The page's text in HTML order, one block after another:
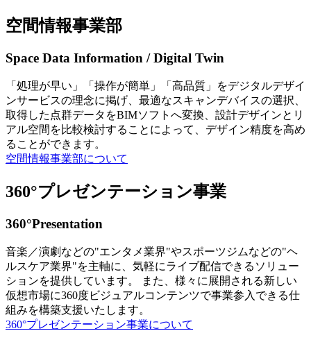
空間情報事業部
Space Data Information / Digital Twin
「処理が早い」「操作が簡単」「高品質」をデジタルデザイ
ンサービスの理念に掲げ、最適なスキャンデバイスの選択、
取得した点群データをBIMソフトへ変換、設計デザインとリ
アル空間を比較検討することによって、デザイン精度を高め
ることができます。
空間情報事業部について
360°プレゼンテーション事業
360°Presentation
音楽／演劇などの"エンタメ業界"やスポーツジムなどの"ヘ
ルスケア業界"を主軸に、気軽にライブ配信できるソリュー
ションを提供しています。 また、様々に展開される新しい
仮想市場に360度ビジュアルコンテンツで事業参入できる仕
組みを構築支援いたします。
360°プレゼンテーション事業について